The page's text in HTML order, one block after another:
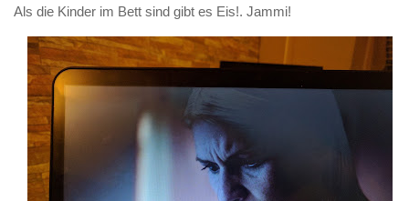
Als die Kinder im Bett sind gibt es Eis!. Jammi!